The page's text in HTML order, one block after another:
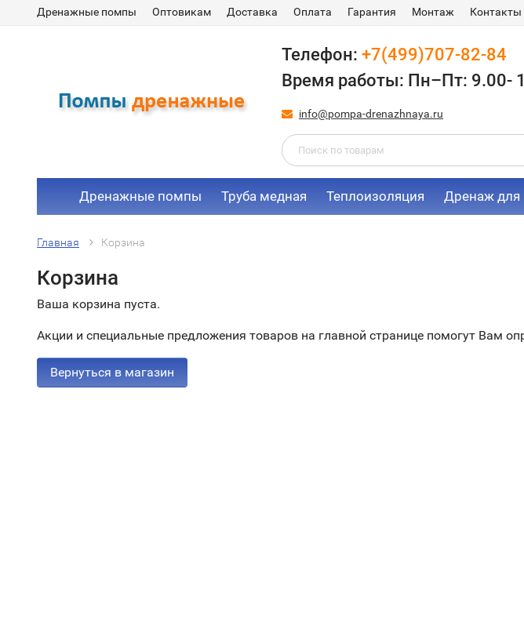
Дренажные помпы Оптовикам Доставка Оплата Гарантия Монтаж Контакты
Телефон: +7(499)707-82-84
Время работы: Пн–Пт: 9.00-
info@pompa-drenazhnaya.ru
Дренажные помпы Труба медная Теплоизоляция Дренаж для
Главная Корзина
Корзина
Ваша корзина пуста.
Акции и специальные предложения товаров на главной странице помогут Вам
Вернуться в магазин